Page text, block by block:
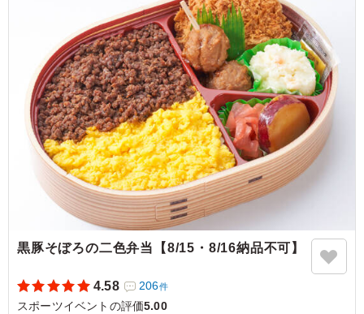
オムライスの彩がとても鮮やかでした。子供参加者向けに
用意しましたが、子供には多少ボリュームがありすぎたか
もしれませんが、唐揚げがおいしかったようでぺろりと食
べていました。大人の方も選んだ方がいらっしゃり、大変
満足されていました。
ご利用シーン：スポーツ›スポーツイベント
神奈川県横浜市戸塚区柏尾町2024/12/09
黒豚そぼろの二色弁当【8/15・8/16納品不可】
4.58 206件
スポーツイベントの評価5.00